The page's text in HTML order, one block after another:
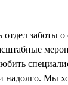
заботы о
надолго. Мы